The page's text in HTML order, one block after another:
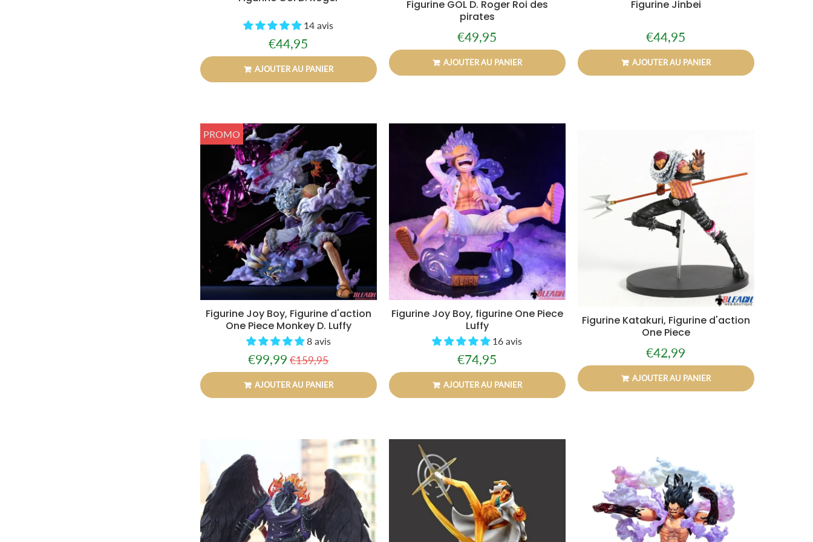
14 avis
Prix
régulier
€44,95
AJOUTER AU PANIER
Figurine GOL D. Roger Roi des
pirates
Prix
régulier
€49,95
AJOUTER AU PANIER
Figurine Jinbei
Prix
régulier
€44,95
AJOUTER AU PANIER
PROMO
Figurine Joy Boy, Figurine d'action
One Piece Monkey D. Luffy
8 avis
Prix
réduit
€99,99 €99,99
Prix
régulier
€159,95€159,95
AJOUTER AU PANIER
Figurine Joy Boy, figurine One Piece
Luffy
16 avis
Prix
régulier
€74,95
AJOUTER AU PANIER
Figurine Katakuri, Figurine d'action
One Piece
Prix
régulier
€42,99
AJOUTER AU PANIER